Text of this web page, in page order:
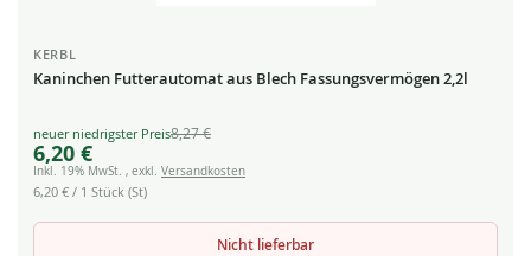
KERBL
Kaninchen Futterautomat aus Blech Fassungsvermögen 2,2l
Special
Price
6,20 €
8,27 €
Inkl. 19% MwSt. , exkl. Versandkosten
6,20 € / 1 Stück (St)
Nicht lieferbar